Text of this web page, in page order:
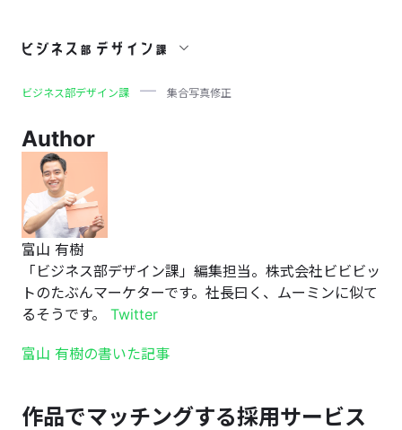
集合写真修正
ビジネス部デザイン課 集合写真修正
Author
富山 有樹
「ビジネス部デザイン課」編集担当。株式会社ビビビッ
トのたぶんマーケターです。社長曰く、ムーミンに似て
るそうです。 Twitter
富山 有樹の書いた記事
作品でマッチングする採用サービス